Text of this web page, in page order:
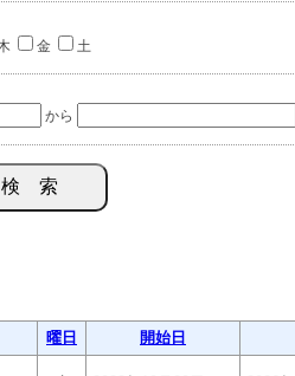
金 土
から
曜日 開始日